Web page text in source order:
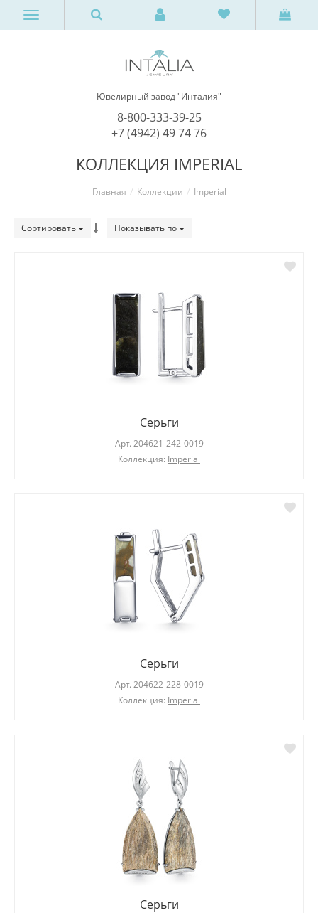
Ювелирный завод "Инталия"
8-800-333-39-25
+7 (4942) 49 74 76
КОЛЛЕКЦИЯ IMPERIAL
Главная Коллекции Imperial
Сортировать Показывать по
Серьги
Арт. 204621-242-0019
Коллекция: Imperial
Серьги
Арт. 204622-228-0019
Коллекция: Imperial
Серьги